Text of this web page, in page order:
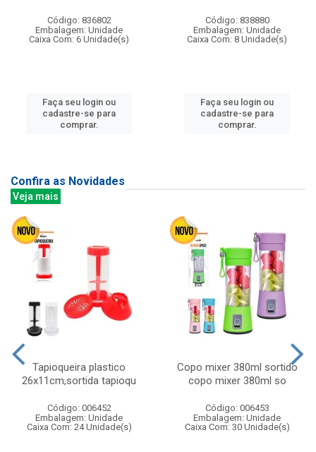
Código: 836802
Embalagem: Unidade
Caixa Com: 6 Unidade(s)
Faça seu login ou
cadastre-se para
comprar.
Código: 838880
Embalagem: Unidade
Caixa Com: 8 Unidade(s)
Faça seu login ou
cadastre-se para
comprar.
Confira as Novidades
Veja mais
Tapioqueira plastico
26x11cm,sortida tapioqu
Código: 006452
Embalagem: Unidade
Caixa Com: 24 Unidade(s)
Copo mixer 380ml sortido
copo mixer 380ml so
Código: 006453
Embalagem: Unidade
Caixa Com: 30 Unidade(s)